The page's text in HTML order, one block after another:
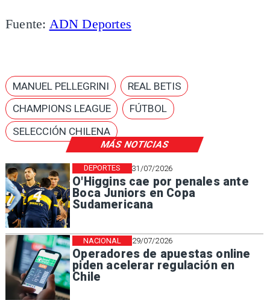
MÁS NOTICIAS
31/07/2026
O'Higgins cae por penales ante
Boca Juniors en Copa
Sudamericana
DEPORTES
29/07/2026
Operadores de apuestas online
piden acelerar regulación en
Chile
NACIONAL
Fuente: ADN Deportes
MANUEL PELLEGRINI
REAL BETIS
CHAMPIONS LEAGUE
FÚTBOL
SELECCIÓN CHILENA